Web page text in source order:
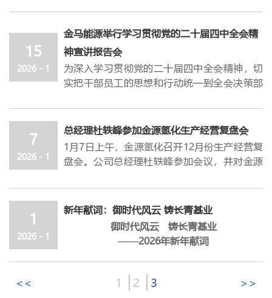
维等关键方面，开展全方位、无死角的排查核
验。
杜轶峰指出，防腐保温工程是保障生产设备安
全运行的“防护屏障”，更是防范泄漏、火灾
需针对露天设备、关键管道等重点部位，加大
巡检频次，实行“每日巡查、每周复盘”机
制，对排查出的防腐层破损、保温失效等问
题，建立台账、限期整改；老旧设施改造要科
学制定方案，结合设备实际工况与生产需求优
负责，谁使用、谁维护”机制，确保每一件设
施有人管、有人查、有人护。
结合此次检查情况，杜轶峰对后续工作提出四
任层层传导、逐级压实，确保各项工作部署到
经理杜轶峰作动员讲话，管理总监张良城担任
主讲讲师，各单位、部门负责人及相关岗位人
杜轶峰在讲话中指出，健全完善绩效管理体
系，是激发组织内生动力、驱动高质量发展的
核心支撑。当前，公司“提质增量、流程优
台”的价值导向，秉持“无定责，激发活
力”的理念，打破固化思维、主动担当作为，
凝聚起推动发展的强大合力。各部门要扎实推
划部门指标拆解路径并在运行中动态优化，严
格落实“指标成本化、成本指标化”的核心要
求，确立“价值创造为基、价值分配为果”的
分配原则，以价值贡献度作为资源配置与收益
分享的核心依据；在未来用人选拔中坚持以绩
效为核心标尺，着力营造人人有责、人人创
效、人人争先的浓厚氛围。
授课过程中，
张良 城结合公司实际情况，
15
2026 - 1
金马能源举行学习贯彻党的二十届四中全会精
神宣讲报告会
为深入学习贯彻党的二十届四中全会精神，切
实把干部员工的思想和行动统一到全会决策部
的二十届四中全会精神宣讲报告会。示范区党
工委宣讲团成员，示范区住房和城乡建设局党
组书记、局长王剑波作宣讲报告。公司总经理
杜轶峰等领导参加宣讲会，公司党委副书记、
副总经理王永新主持宣讲会。
化取得决定性进展”为主题，从深刻认识党的
二十届四中全会的重大意义和深远影响，准确
把握“十五五”时期在基本实现社会主义现代
期经济社会发展的指导方针、重大原则、主要
目标、战略任务、重大举措等方面，对全会精
7
2026 - 1
总经理杜轶峰参加金源氢化生产经营复盘会
1月7日上午，金源氢化召开12月份生产经营复
盘会。公司总经理杜轶峰参加会议，并对金源
杜轶峰指出，当前市场环境虽持续处于低迷态
势，但这绝不能成为企业效益下滑、出现亏损
的“挡箭牌”。我们要深刻认识到，企业发展
的核心驱动力在于自身潜力的挖掘与核心能力
的锻造。要向外对标找差距，紧盯行业先进标
杆，精准研判市场趋势与竞争格局，汲取优秀
经验补短板；向内复盘查不足，聚焦经营管
理、技术创新、团队效能等关键环节，深挖流
1
2026 - 1
新年献词：御时代风云 铸长青基业
御时代风云 铸长青基业
——2026年新年献词
当新年的第一缕晨光刺破苍穹，我们又站
<< 1 2 3 >>